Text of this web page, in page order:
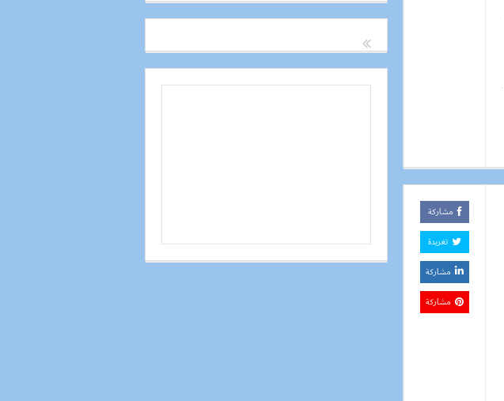
مشاركة
تغريدة
مشاركة
مشاركة